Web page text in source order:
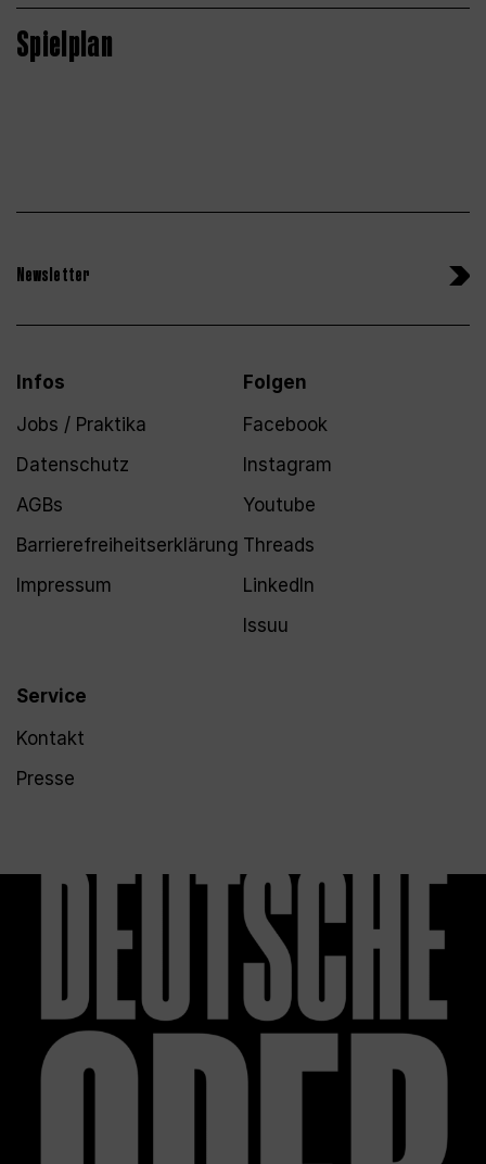
Spielplan
Newsletter
Infos
Jobs / Praktika
Datenschutz
AGBs
Barrierefreiheitserklärung
Impressum
Service
Kontakt
Presse
Folgen
Facebook
Instagram
Youtube
Threads
LinkedIn
Issuu